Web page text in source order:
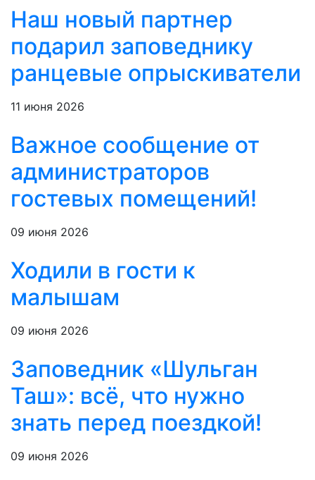
Наш новый партнер
подарил заповеднику
ранцевые опрыскиватели
11 июня 2026
Важное сообщение от
администраторов
гостевых помещений!
09 июня 2026
Ходили в гости к
малышам
09 июня 2026
Заповедник «Шульган
Таш»: всё, что нужно
знать перед поездкой!
09 июня 2026